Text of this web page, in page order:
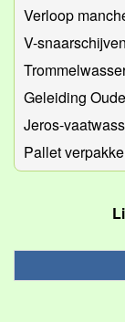
Verloop
V-
Geleiding
Jeros-
Pallet